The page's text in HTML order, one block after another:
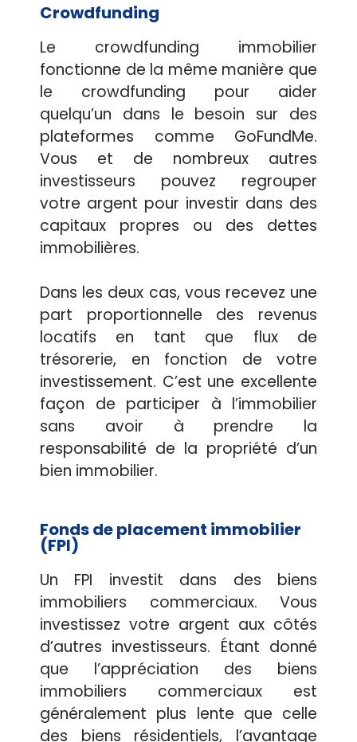
Crowdfunding
Le crowdfunding immobilier
fonctionne de la même manière que
le crowdfunding pour aider
quelqu’un dans le besoin sur des
plateformes comme GoFundMe.
Vous et de nombreux autres
investisseurs pouvez regrouper
votre argent pour investir dans des
capitaux propres ou des dettes
immobilières.
Dans les deux cas, vous recevez une
part proportionnelle des revenus
locatifs en tant que flux de
trésorerie, en fonction de votre
investissement. C’est une excellente
façon de participer à l’immobilier
sans avoir à prendre la
responsabilité de la propriété d’un
bien immobilier.
Fonds de placement immobilier
(FPI)
Un FPI investit dans des biens
immobiliers commerciaux. Vous
investissez votre argent aux côtés
d’autres investisseurs. Étant donné
que l’appréciation des biens
immobiliers commerciaux est
généralement plus lente que celle
des biens résidentiels, l’avantage